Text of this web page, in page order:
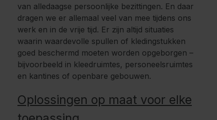
van alledaagse persoonlijke bezittingen. En daar
dragen we er allemaal veel van mee tijdens ons
werk en in de vrije tijd. Er zijn altijd situaties
waarin waardevolle spullen of kledingstukken
goed beschermd moeten worden opgeborgen –
bijvoorbeeld in kleedruimtes, personeelsruimtes
en kantines of openbare gebouwen.
Oplossingen op maat voor elke